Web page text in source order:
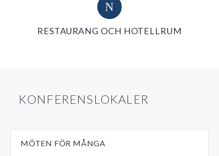
N
N
RESTAURANG OCH HOTELLRUM
KONFERENSLOKALER
MÖTEN FÖR MÅNGA